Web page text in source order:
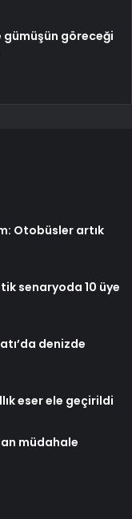
gümüşün göreceği
Otobüsler artık
senaryoda 10 üye
denizde
eser ele geçirildi
müdahale